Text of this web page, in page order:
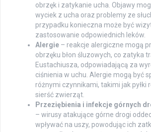
obrzęk i zatykanie ucha. Objawy
wyciek z ucha oraz problemy ze
przypadku konieczna może być
zastosowanie odpowiednich leków.
Alergie – reakcje alergiczne mogą
obrzęku błon śluzowych, co zatyka
Eustachiusza, odpowiadającą za
ciśnienia w uchu. Alergie mogą być
różnymi czynnikami, takimi jak pyłki
sierść zwierząt.
Przeziębienia i infekcje górnych
– wirusy atakujące górne drogi
wpływać na uszy, powodując ich